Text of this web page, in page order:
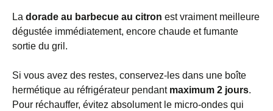
La dorade au barbecue au citron est vraiment meilleure
dégustée immédiatement, encore chaude et fumante
sortie du gril.
Si vous avez des restes, conservez-les dans une boîte
hermétique au réfrigérateur pendant maximum 2 jours.
Pour réchauffer, évitez absolument le micro-ondes qui